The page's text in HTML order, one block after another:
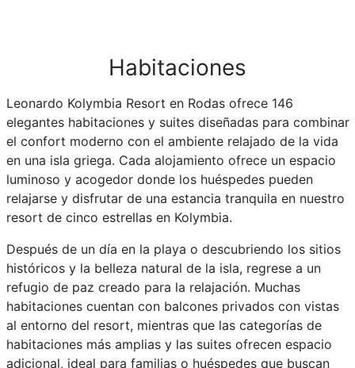
Habitaciones
Leonardo Kolymbia Resort en Rodas ofrece 146
elegantes habitaciones y suites diseñadas para combinar
el confort moderno con el ambiente relajado de la vida
en una isla griega. Cada alojamiento ofrece un espacio
luminoso y acogedor donde los huéspedes pueden
relajarse y disfrutar de una estancia tranquila en nuestro
resort de cinco estrellas en Kolymbia.
Después de un día en la playa o descubriendo los sitios
históricos y la belleza natural de la isla, regrese a un
refugio de paz creado para la relajación. Muchas
habitaciones cuentan con balcones privados con vistas
al entorno del resort, mientras que las categorías de
habitaciones más amplias y las suites ofrecen espacio
adicional, ideal para familias o huéspedes que buscan